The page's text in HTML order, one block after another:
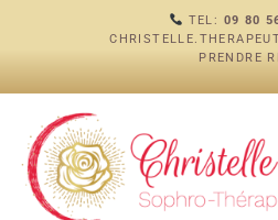
TEL: 09 80
PRENDRE